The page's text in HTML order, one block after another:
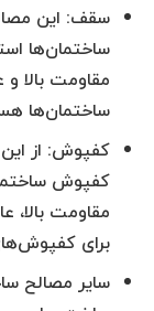
سقف: این
ساختمان‌ها
مقاومت بالا
ساختمان‌ها
کفپوش: از
کفپوش
مقاومت
برای
سایر مصالح